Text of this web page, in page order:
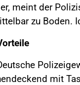
meint der
zu Boden.
mit